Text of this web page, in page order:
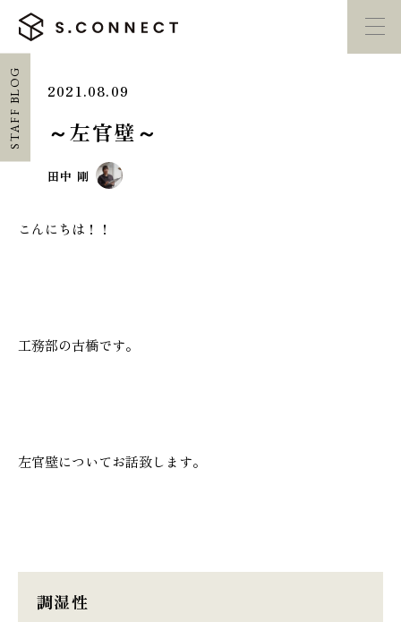
HOME
エスコネについて
家づくり勉強会
STAFF BLOG 2021.08.09
～左官壁～
田中 剛
こんにちは！！
工務部の古橋です。
左官壁についてお話致します。
調湿性